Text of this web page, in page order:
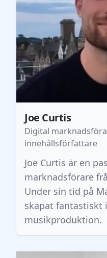
Joe Curtis
Digital
innehållsförfattare
Joe Curtis är en
marknadsförare
Under sin tid på
skapat fantastiskt
musikproduktion.